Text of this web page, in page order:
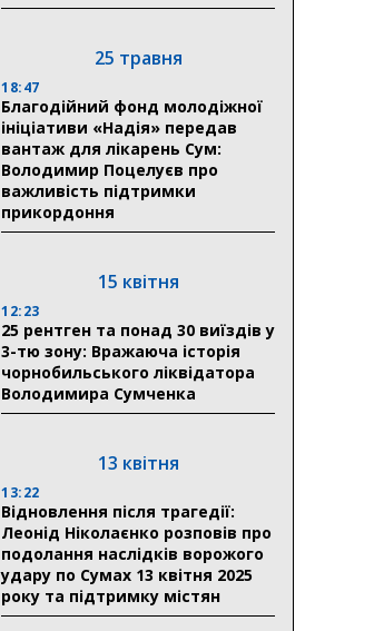
25 травня
18:47
Благодійний фонд молодіжної
ініціативи «Надія» передав
вантаж для лікарень Сум:
Володимир Поцелуєв про
важливість підтримки
прикордоння
15 квітня
12:23
25 рентген та понад 30 виїздів у
3-тю зону: Вражаюча історія
чорнобильського ліквідатора
Володимира Сумченка
13 квітня
13:22
Відновлення після трагедії:
Леонід Ніколаєнко розповів про
подолання наслідків ворожого
удару по Сумах 13 квітня 2025
року та підтримку містян